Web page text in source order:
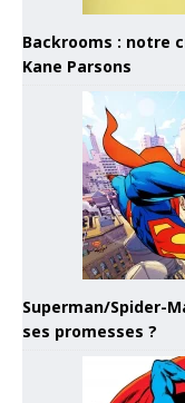
Backrooms : notre
Kane Parsons
Superman/Spider-
ses promesses ?